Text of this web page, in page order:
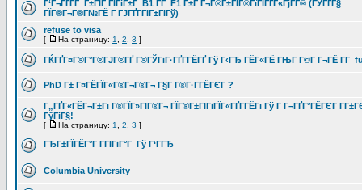
Г‘Г¬ГҐГ­Г Г±ГІГ ГІГіГ±Г B1 Г­Г F1 Г±Г Г¬Г®Г±ГІГ®ГїГІГҐГ«ГјГ­Г® (ГЎГҐГ§
ГЇГ®Г¬Г®Г№ГЁ Г ГЈГҐГ­ГІГ±ГІГў)
refuse to visa
[ На страницу: 1 2 3 ]
ГЌГҐГ¤Г®Г°Г®ГЈГ®ГҐ Г®ГЎГіГ·ГҐГ­ГЁГҐ Гў Г‹ГЂ ГЁГ«ГЁ ГЊГ Г©Г Г¬ГЁ Г­Г
PhD Г± Г¤ГЁГЇГ«Г®Г¬Г®Г¬ Г§Г Г®Г·Г­ГЁГЄГ ?
Г„ГҐГ«ГЁГ¬Г±Гї Г®ГЇГ»ГІГ®Г¬ ГЇГ®Г±ГІГіГЇГ«ГҐГ­ГЁГї Гў Г Г¬ГҐГ°ГЁГЄГ
ГўГіГ§!
[ На страницу: 1 2 3 ]
ГЂГ±ГЇГЁГ°Г Г­ГІГіГ°Г Гў Г‘ГГЂ
Columbia University